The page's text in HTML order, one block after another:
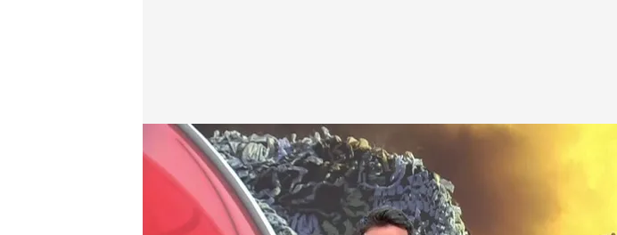
Las noticias, de la mano de Mónica Sanz y Diego Losada
Redacción digital Noticias Cuatro
31 ENE 2024 - 21:45h.